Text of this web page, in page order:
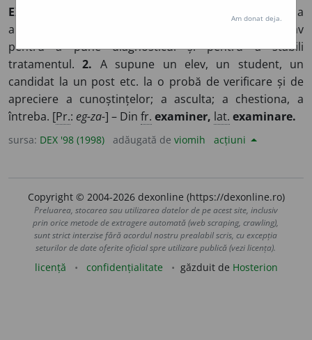
EXAMIN
A cerceta, a studia
amănunțit ceva sau pe cineva. ♦ A cerceta un bolnav
pentru a pune diagnosticul și pentru a stabili
tratamentul.2. A supune un elev, un student, un
candidat la un post etc. la o probă de verificare și de
apreciere a cunoștințelor; a asculta; a chestiona, a
întreba. [Pr.: eg-za-] – Din fr. examiner, lat. examinare.
sursa: DEX '98 (1998) adăugată de viomih acțiuni
Copyright © 2004-2026 dexonline (https://dexonline.ro)
Preluarea, stocarea sau utilizarea datelor de pe acest site, inclusiv
prin orice metode de extragere automată (web scraping, crawling),
sunt strict interzise fără acordul nostru prealabil scris, cu excepția
seturilor de date oferite oficial spre utilizare publică (vezi licența).
licență confidențialitate găzduit de Hosterion
Am donat deja.